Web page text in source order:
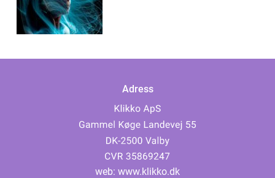
Adress
web: www.klikko.dk